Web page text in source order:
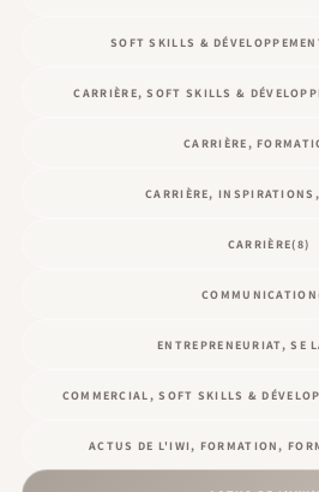
SOFT SKILLS &
CARRIÈRE, SOFT SKILLS &
CARRIÈRE,
CARRIÈRE,
CARRIÈRE(8)
COMMUNICATION
ENTREPRENEURIAT, SE
COMMERCIAL, SOFT SKILLS &
ACTUS DE L'IWI, FORMATION,